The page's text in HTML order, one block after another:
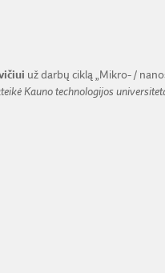
už darbų ciklą „Mikro- /
Kauno technologijos